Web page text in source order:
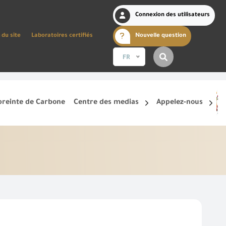
du site Laboratoires certifiés
Connexion des utilisateurs
Nouvelle question
FR
de Carbone Centre des medias Appelez-nous